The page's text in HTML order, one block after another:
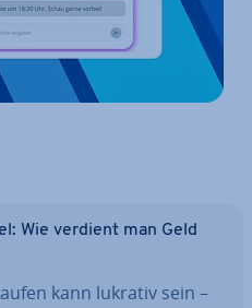
Wie verdient man Geld
kann lukrativ sein –